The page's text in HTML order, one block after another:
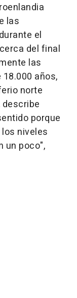
las
el
del final
las
años,
norte
porque
niveles
un poco",